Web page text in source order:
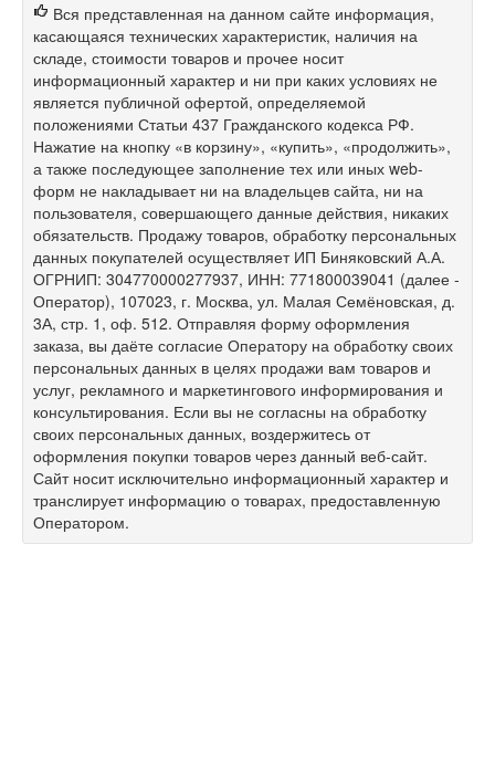
Вся представленная на данном сайте информация,
касающаяся технических характеристик, наличия на
складе, стоимости товаров и прочее носит
информационный характер и ни при каких условиях не
является публичной офертой, определяемой
положениями Статьи 437 Гражданского кодекса РФ.
Нажатие на кнопку «в корзину», «купить», «продолжить»,
а также последующее заполнение тех или иных web-
форм не накладывает ни на владельцев сайта, ни на
пользователя, совершающего данные действия, никаких
обязательств. Продажу товаров, обработку персональных
данных покупателей осуществляет ИП Биняковский А.А.
ОГРНИП: 304770000277937, ИНН: 771800039041 (далее -
Оператор), 107023, г. Москва, ул. Малая Семёновская, д.
3А, стр. 1, оф. 512. Отправляя форму оформления
заказа, вы даёте согласие Оператору на обработку своих
персональных данных в целях продажи вам товаров и
услуг, рекламного и маркетингового информирования и
консультирования. Если вы не согласны на обработку
своих персональных данных, воздержитесь от
оформления покупки товаров через данный веб-сайт.
Сайт носит исключительно информационный характер и
транслирует информацию о товарах, предоставленную
Оператором.